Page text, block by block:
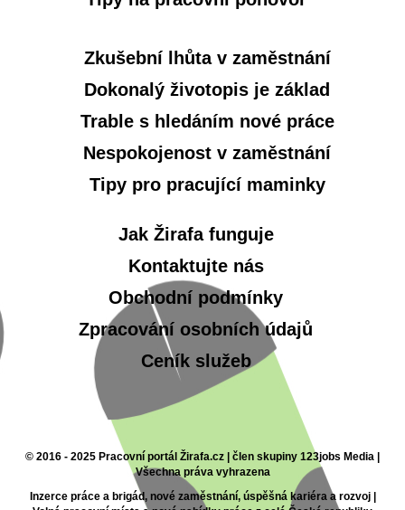
Zkušební lhůta v zaměstnání
Dokonalý životopis je základ
Trable s hledáním nové práce
Nespokojenost v zaměstnání
Tipy pro pracující maminky
Jak Žirafa funguje
Kontaktujte nás
Obchodní podmínky
Zpracování osobních údajů
Ceník služeb
© 2016 - 2025 Pracovní portál Žirafa.cz | člen skupiny 123jobs Media |
Všechna práva vyhrazena
Inzerce práce a brigád, nové zaměstnání, úspěšná kariéra a rozvoj |